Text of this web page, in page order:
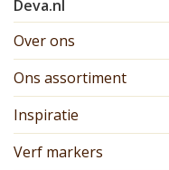
Deva.nl
Over ons
Ons assortiment
Inspiratie
Verf markers